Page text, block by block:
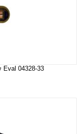
Eval 04328-33